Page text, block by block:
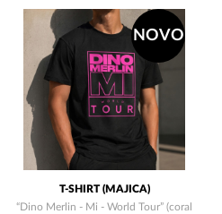
NOVO
T-SHIRT (MAJICA)
“Dino Merlin - Mi - World Tour” (coral